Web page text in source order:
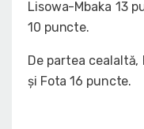
Lisowa-Mbaka 13
10 puncte.
De partea
și Fota 16 puncte.